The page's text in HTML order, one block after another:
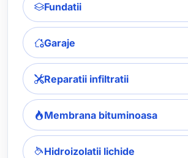
Fundatii
Garaje
Reparatii infiltratii
Membrana bituminoasa
Hidroizolatii lichide